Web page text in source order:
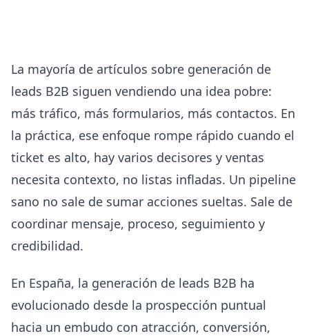
La mayoría de artículos sobre generación de
leads B2B siguen vendiendo una idea pobre:
más tráfico, más formularios, más contactos. En
la práctica, ese enfoque rompe rápido cuando el
ticket es alto, hay varios decisores y ventas
necesita contexto, no listas infladas. Un pipeline
sano no sale de sumar acciones sueltas. Sale de
coordinar mensaje, proceso, seguimiento y
credibilidad.
En España, la generación de leads B2B ha
evolucionado desde la prospección puntual
hacia un embudo con atracción, conversión,